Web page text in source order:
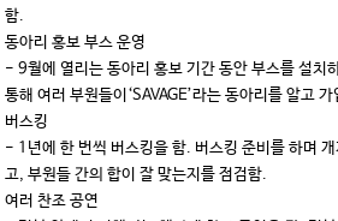
함.
동아리 홍보 부스 운영
- 9월에 열리는 동아리 홍보 기간 동안 부스를 설치
통해 여러 부원들이‘SAVAGE’라는 동아리를 알고
버스킹
- 1년에 한 번씩 버스킹을 함. 버스킹 준비를 하며
고, 부원들 간의 합이 잘 맞는지를 점검함.
여러 찬조 공연